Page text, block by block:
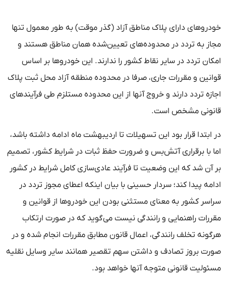
خودروهای دارای پلاک مناطق آزاد (گذر موقت) به طور معمول تنها
مجاز به تردد در محدوده‌های تعیین‌شده همان مناطق هستند و
امکان تردد در سایر نقاط کشور را ندارند. این خودروها بر اساس
قوانین و مقررات جاری، صرفا در محدوده منطقه آزاد محل ثبت پلاک
اجازه تردد دارند و خروج آنها از این محدوده مستلزم طی فرآیندهای
قانونی مشخص است.
در ابتدا قرار بود این تسهیلات تا اردیبهشت ماه ادامه داشته باشد،
اما با برقراری آتش‌بس و ضرورت حفظ ثبات در شرایط کشور، تصمیم
بر آن شد که این وضعیت تا فرآیند عادی‌سازی کامل شرایط در کشور
ادامه پیدا کند؛ سردار حسینی با بیان اینکه اعطای مجوز تردد در
سراسر کشور به معنای مستثنی بودن این خودروها از قوانین و
مقررات راهنمایی و رانندگی نیست می‌گوید که در صورت ارتکاب
هرگونه تخلف رانندگی، اعمال قانون مطابق مقررات انجام شده و در
صورت بروز تصادف و داشتن سهم تقصیر همانند سایر وسایل نقلیه
مسئولیت قانونی متوجه آنها خواهد بود.